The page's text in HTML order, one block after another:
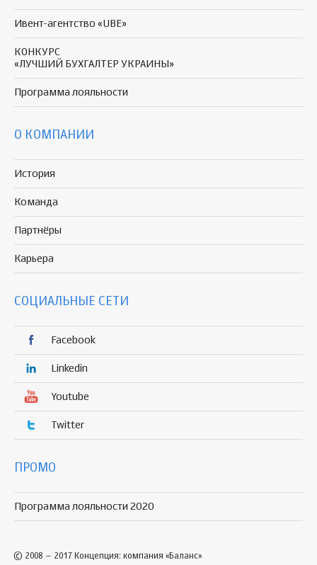
Ивент-агентство «UBE»
КОНКУРС
«ЛУЧШИЙ БУХГАЛТЕР УКРАИНЫ»
Программа лояльности
О КОМПАНИИ
История
Команда
Партнёры
Карьера
СОЦИАЛЬНЫЕ СЕТИ
Facebook
Linkedin
Youtube
Twitter
ПРОМО
Программа лояльности 2020
© 2008 – 2017 Концепция: компания «Баланс»